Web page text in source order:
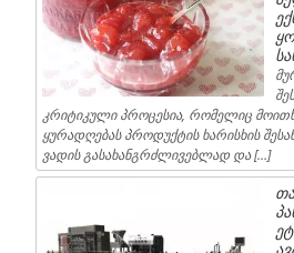
კრიტიკული პროცესია, რომელიც
ყურადღებას პროდუქტის ხარისხის
ვადის გასახანგრძლივებლად და […]